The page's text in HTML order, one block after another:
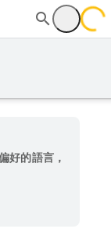
好的語言，